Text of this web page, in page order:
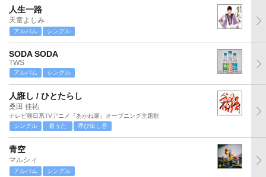
人生一路
天童よしみ
アルバム シングル
SODA SODA
TWS
アルバム シングル
人誑し / ひとたらし
桑田 佳祐
テレビ朝日系TVアニメ『あかね噺』オープニング主題歌
シングル
着うた 呼び出し音
青空
マルシィ
アルバム シングル